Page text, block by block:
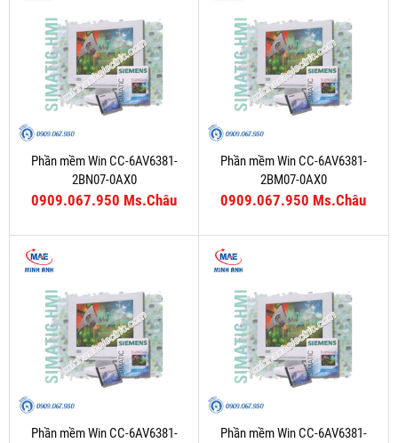
Phần mềm Win CC-6AV6381-
2BN07-0AX0
0909.067.950 Ms.Châu
Phần mềm Win CC-6AV6381-
2BM07-0AX0
0909.067.950 Ms.Châu
Phần mềm Win CC-6AV6381-
Phần mềm Win CC-6AV6381-